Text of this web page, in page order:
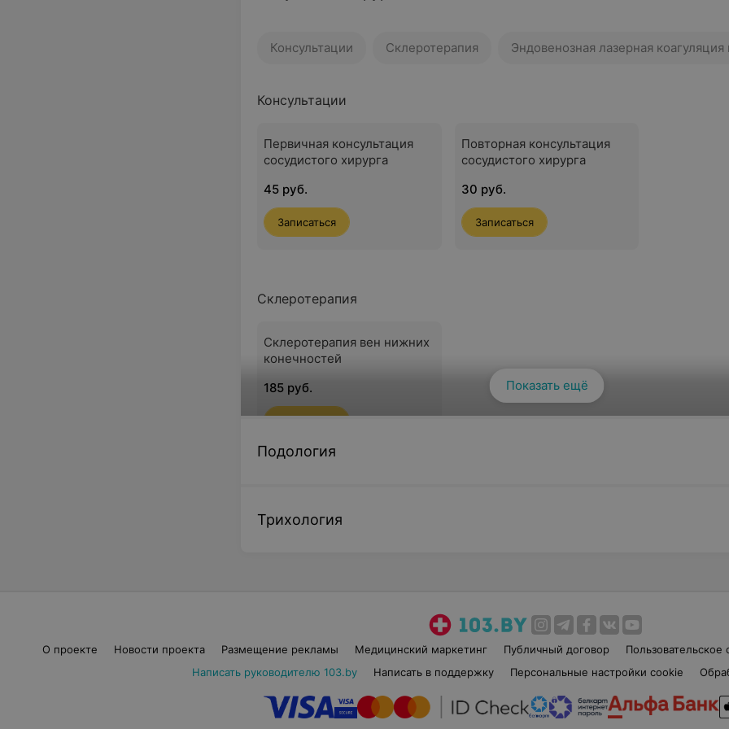
Консультации Склеротерапия Эндовенозная лазерная коагуляция
Консультации
Первичная консультация
сосудистого хирурга
45 руб.
Записаться
Повторная консультация
сосудистого хирурга
30 руб.
Записаться
Склеротерапия
Склеротерапия вен нижних
конечностей
185 руб.
Показать ещё
Подология
Трихология
О проекте Новости проекта Размещение рекламы Медицинский маркетинг Публичный договор
Пользовательское
Написать руководителю 103.by
Написать в поддержку Персональные настройки cookie